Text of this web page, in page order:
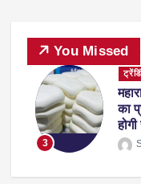
You Missed
3
का